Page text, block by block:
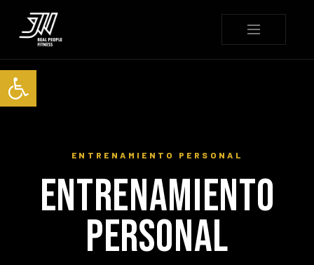
ENTRENAMIENTO PERSONAL
ENTRENAMIENTO
PERSONAL
Abrir barra de